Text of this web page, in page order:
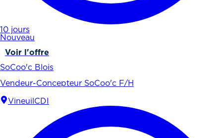
10 jours
Nouveau
Voir l'offre
SoCoo'c Blois
Vendeur-Concepteur SoCoo'c F/H
Vineuil CDI